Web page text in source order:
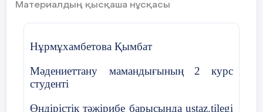
Материалдың қысқаша нұсқасы
Нұрмұхамбетова Қымбат
Мәдениеттану мамандығының
2
курс
студенті
Өндірістік тәжірибе барысында ustaz.tilegi